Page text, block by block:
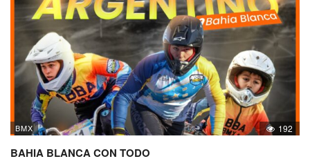
BMX 192
BAHIA BLANCA CON TODO